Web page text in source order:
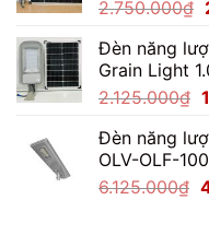
2.750.000₫
Đèn năng
Grain Light
2.125.000₫
Đèn năng
OLV-OLF-
6.125.000₫